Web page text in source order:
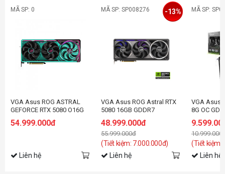
MÃ SP: 0
VGA Asus ROG ASTRAL
GEFORCE RTX 5080 O16G
54.999.000đ
Liên hệ
MÃ SP: SP008276
VGA Asus ROG Astral RTX
5080 16GB GDDR7
48.999.000đ
55.999.000đ
(Tiết kiệm: 7.000.000đ)
-13%
Liên hệ
MÃ SP:
VGA Asus
8G OC
(Tiết kiệm:
Liên hệ